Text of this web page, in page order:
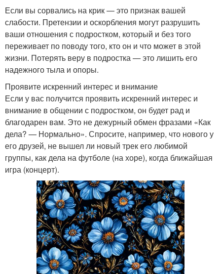
Если вы сорвались на крик — это признак вашей
слабости. Претензии и оскорбления могут разрушить
ваши отношения с подростком, который и без того
переживает по поводу того, кто он и что может в этой
жизни. Потерять веру в подростка — это лишить его
надежного тыла и опоры.
Проявите искренний интерес и внимание
Если у вас получится проявить искренний интерес и
внимание в общении с подростком, он будет рад и
благодарен вам. Это не дежурный обмен фразами «Как
дела? — Нормально». Спросите, например, что нового у
его друзей, не вышел ли новый трек его любимой
группы, как дела на футболе (на хоре), когда ближайшая
игра (концерт).